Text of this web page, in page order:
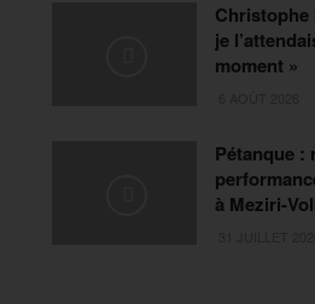
Christophe
je
moment »
Pétanque :
à Meziri-